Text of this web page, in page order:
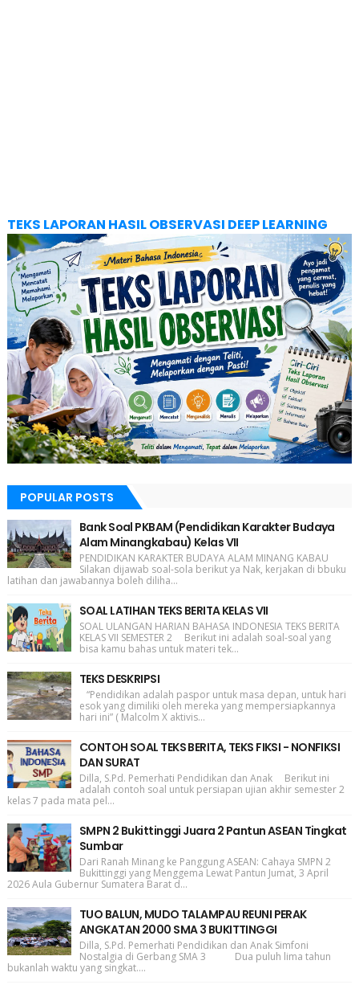
TEKS LAPORAN HASIL OBSERVASI DEEP LEARNING
POPULAR POSTS
Bank Soal PKBAM (Pendidikan Karakter Budaya
Alam Minangkabau) Kelas VII
PENDIDIKAN KARAKTER BUDAYA ALAM MINANG KABAU
Silakan dijawab soal-sola berikut ya Nak, kerjakan di bbuku
latihan dan jawabannya boleh diliha...
SOAL LATIHAN TEKS BERITA KELAS VII
SOAL ULANGAN HARIAN BAHASA INDONESIA TEKS BERITA
KELAS VII SEMESTER 2 Berikut ini adalah soal-soal yang
bisa kamu bahas untuk materi tek...
TEKS DESKRIPSI
“Pendidikan adalah paspor untuk masa depan, untuk hari
esok yang dimiliki oleh mereka yang mempersiapkannya
hari ini” ( Malcolm X aktivis...
CONTOH SOAL TEKS BERITA, TEKS FIKSI - NONFIKSI
DAN SURAT
Dilla, S.Pd. Pemerhati Pendidikan dan Anak Berikut ini
adalah contoh soal untuk persiapan ujian akhir semester 2
kelas 7 pada mata pel...
SMPN 2 Bukittinggi Juara 2 Pantun ASEAN Tingkat
Sumbar
Dari Ranah Minang ke Panggung ASEAN: Cahaya SMPN 2
Bukittinggi yang Menggema Lewat Pantun Jumat, 3 April
2026 Aula Gubernur Sumatera Barat d...
TUO BALUN, MUDO TALAMPAU REUNI PERAK
ANGKATAN 2000 SMA 3 BUKITTINGGI
Dilla, S.Pd. Pemerhati Pendidikan dan Anak Simfoni
Nostalgia di Gerbang SMA 3 Dua puluh lima tahun
bukanlah waktu yang singkat....